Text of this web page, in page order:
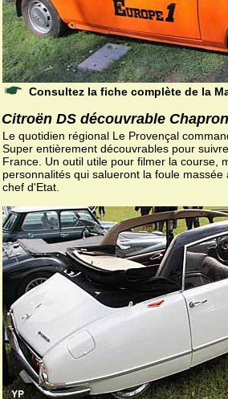
Consultez la fiche complète de la
Citroën DS découvrable
Le quotidien régional Le Provençal
Super entièrement découvrables pour
France. Un outil utile pour filmer la course,
personnalités qui salueront la foule
chef d'Etat.